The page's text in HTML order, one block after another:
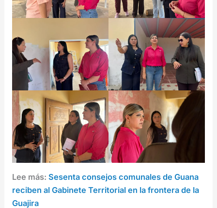
Lee más: Sesenta consejos comunales de Guana
reciben al Gabinete Territorial en la frontera de la
Guajira